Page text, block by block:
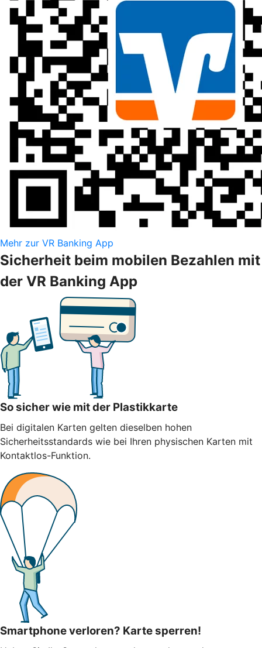
Mehr zur VR Banking App
Sicherheit beim mobilen Bezahlen mit
der VR Banking App
So sicher wie mit der Plastikkarte
Bei digitalen Karten gelten dieselben hohen
Sicherheitsstandards wie bei Ihren physischen Karten mit
Kontaktlos-Funktion.
Smartphone verloren? Karte sperren!